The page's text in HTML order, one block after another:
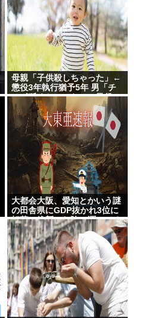
母親「子供殺しちゃった」←
懲役3年執行猶予5年 男「チ
ンポ舐めちゃった」←懲役7
年
大都会大阪、愛知とかいう謎
の田舎県にGDP抜かれ3位に
転落。維新のお陰で潤ってる
はずじゃ？